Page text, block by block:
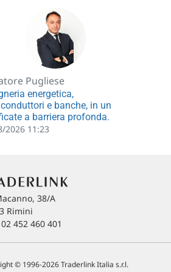
Pugliese
energetica,
e banche, in un
a barriera profonda.
2026 11:23
38/A
Rimini
02 452 460 401
© 1996-2026 Traderlink Italia s.r.l.